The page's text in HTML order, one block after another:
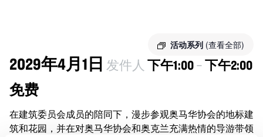
活动系列 (查看全部)
2029年4月1日 发件人 下午1:00–下午2:00
免费
在建筑委员会成员的陪同下，漫步参观奥马华协会的地标建
筑和花园，并在对奥马华协会和奥克兰充满热情的导游带领